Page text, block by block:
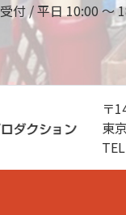
受付 / 平日 10:00 ～
〒
東